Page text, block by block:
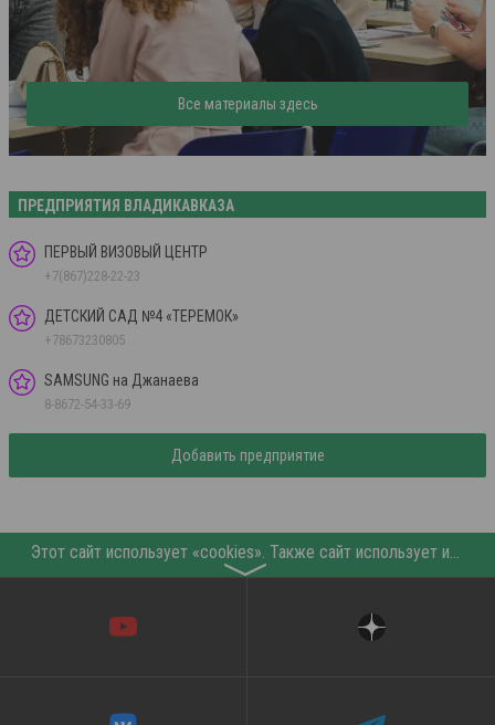
Все материалы здесь
ПРЕДПРИЯТИЯ ВЛАДИКАВКАЗА
ПЕРВЫЙ ВИЗОВЫЙ ЦЕНТР
+7(867)228-22-23
ДЕТСКИЙ САД №4 «ТЕРЕМОК»
+78673230805
SAMSUNG на Джанаева
8-8672-54-33-69
Добавить предприятие
Этот сайт использует «cookies». Также сайт использует интернет-сервис для сбора технических данных касательно посетителей с целью получения маркетинговой и статистической информации. Условия обработки данных посетителей сайта см.
〉